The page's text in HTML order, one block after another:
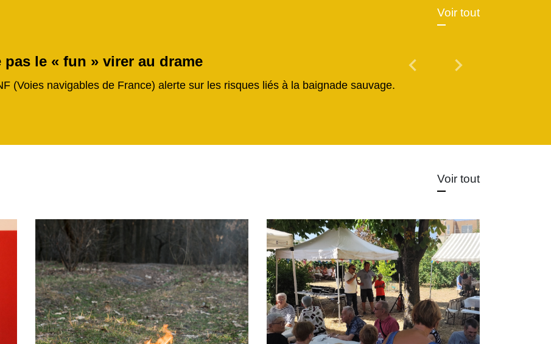
Voir tout
le « fun » virer au drame
(Voies navigables de France) alerte sur les risques liés à la baignade sauvage.
chevron_left Previous
chevron_right
Voir tout